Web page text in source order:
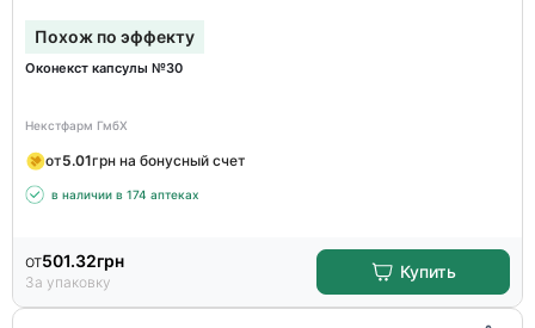
Похож по эффекту
Оконекст капсулы №30
Некстфарм ГмбХ
от5.01грн на бонусный счет
в наличии в 174 аптеках
от501.32грн
За упаковку
Купить